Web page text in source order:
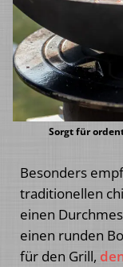
Sorgt für
Besonders
traditionellen
einen
einen runden
für den Grill,